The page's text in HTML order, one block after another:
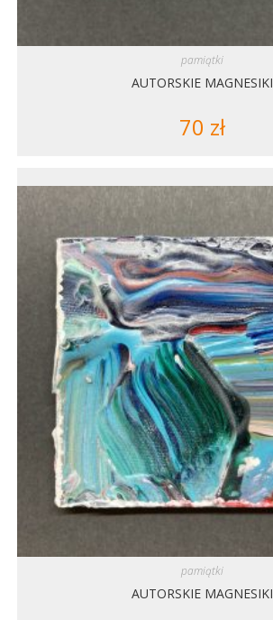
pamiątki
AUTORSKIE MAGNESIKI
70 zł
pamiątki
AUTORSKIE MAGNESIKI